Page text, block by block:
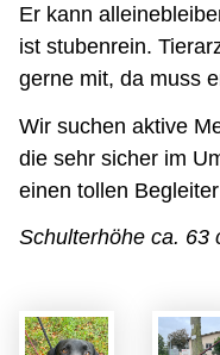
Er kann
ist stubenrein.
gerne mit, da muss
Wir suchen aktive
die sehr sicher im
einen tollen
Schulterhöhe ca. 63